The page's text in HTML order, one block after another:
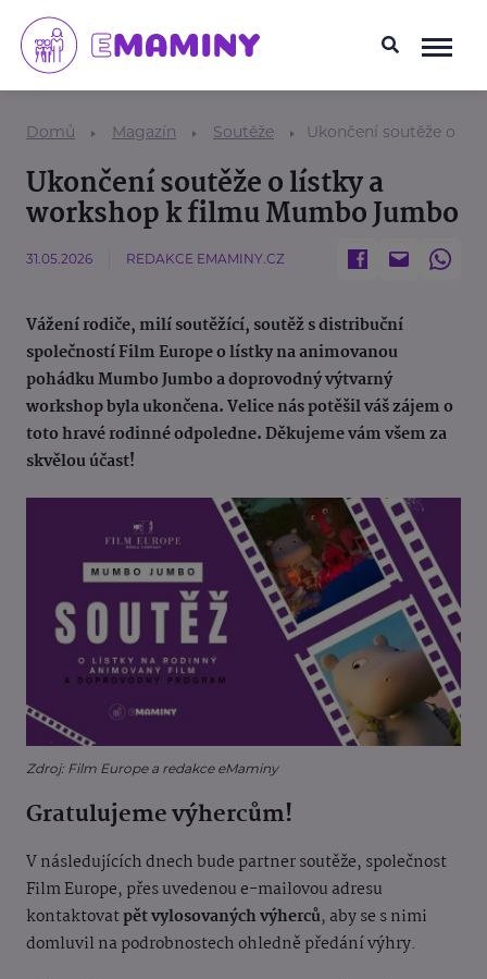
Domů Magazín Soutěže Ukončení soutěže o
Ukončení soutěže o lístky a
workshop k filmu Mumbo Jumbo
31.05.2026 REDAKCE EMAMINY.CZ
Vážení rodiče, milí soutěžící, soutěž s distribuční
společností Film Europe o lístky na animovanou
pohádku Mumbo Jumbo a doprovodný výtvarný
workshop byla ukončena. Velice nás potěšil váš zájem o
toto hravé rodinné odpoledne. Děkujeme vám všem za
skvělou účast!
Zdroj: Film Europe a redakce eMaminy
Gratulujeme výhercům!
V následujících dnech bude partner soutěže, společnost
Film Europe, přes uvedenou e-mailovou adresu
kontaktovatpět vylosovaných výherců, aby se s nimi
domluvil na podrobnostech ohledně předání výhry.